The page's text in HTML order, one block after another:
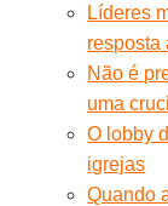
Líderes
resposta
Não é
uma
O lobby
igrejas
Quando